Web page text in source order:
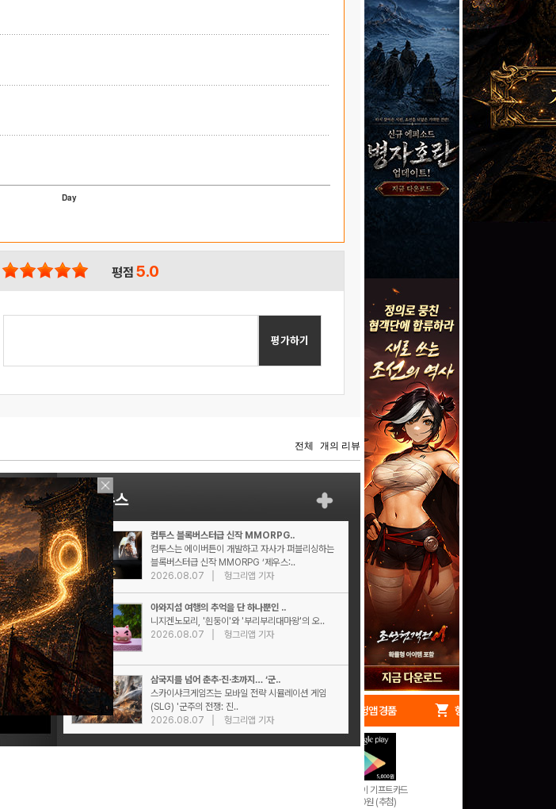
Day
평점 5.0
평가하기
전체 개의 리뷰
컴투스 블록버스터급 신작 MMORPG..
컴투스는 에이버튼이 개발하고 자사가 퍼블리싱하는
블록버스터급 신작 MMORPG ‘제우스:..
2026.08.07
헝그리앱 기자
아와지섬 여행의 추억을 단 하나뿐인 ..
니지겐노모리, '흰둥이'와 '부리부리대마왕'의 오..
2026.08.07
헝그리앱 기자
삼국지를 넘어 춘추·진·초까지… ‘군..
스카이샤크게임즈는 모바일 전략 시뮬레이션 게임
(SLG) '군주의 전쟁: 진..
2026.08.07
헝그리앱 기자 redeem 헝앱 경품
구글 플레이 기프트카드
5,000원 (추첨)